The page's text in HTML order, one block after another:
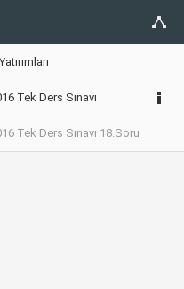
Tek Ders Sınavı
Tek Ders Sınavı 18.Soru